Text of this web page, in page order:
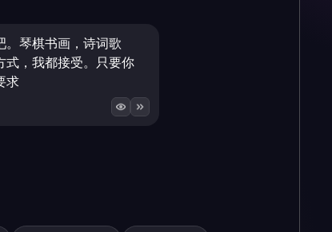
。琴棋书画，诗词歌
式，我都接受。只要你
求